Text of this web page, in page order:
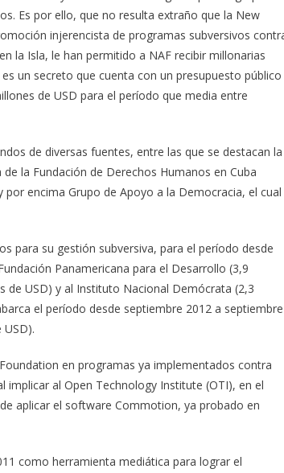
Es por ello, que no resulta extraño que la New
injerencista de programas subversivos
la Isla, le han permitido a NAF recibir millonarias
un secreto que cuenta con un presupuesto público
de USD para el período que media entre
de diversas fuentes, entre las que se destacan la
la Fundación de Derechos Humanos en Cuba
por encima Grupo de Apoyo a la Democracia, el cual
para su gestión subversiva, para el período desde
Panamericana para el Desarrollo (3,9
de USD) y al Instituto Nacional Demócrata (2,3
el período desde septiembre 2012 a septiembre
en programas ya implementados contra
implicar al Open Technology Institute (OTI), en el
aplicar el software Commotion, ya probado en
como herramienta mediática para lograr el